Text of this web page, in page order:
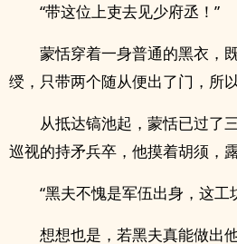
“带这位上吏去见少府丞！”
蒙恬穿着一身普通的黑衣，
绶，只带两个随从便出了门，所
从抵达镐池起，蒙恬已过了
巡视的持矛兵卒，他摸着胡须，
“黑夫不愧是军伍出身，这工
想想也是，若黑夫真能做出